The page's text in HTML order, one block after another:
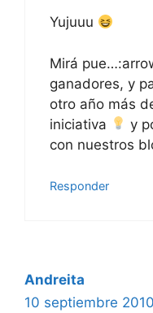
Yujuuu
Mirá
ganadores, y
otro año más
iniciativa
y
con nuestros
Responder
Andreita
10 septiembre